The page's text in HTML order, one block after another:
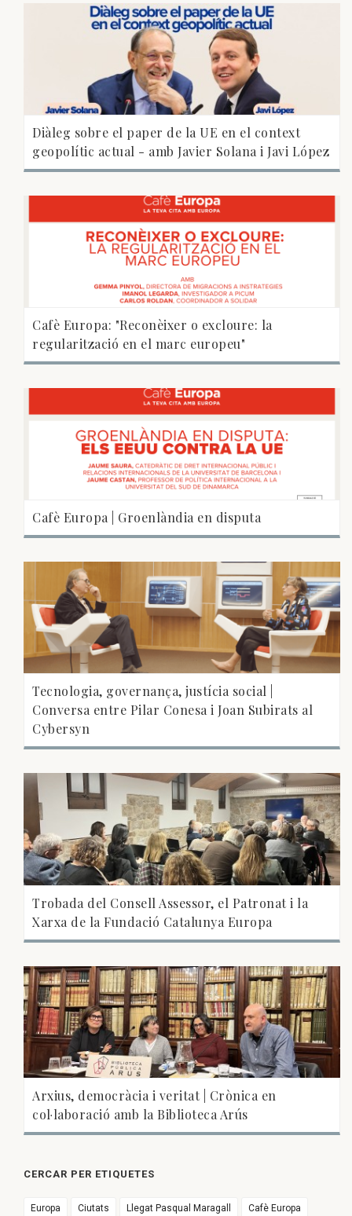
Diàleg sobre el paper de la UE en el context
geopolític actual - amb Javier Solana i Javi López
Cafè Europa: "Reconèixer o excloure: la
regularització en el marc europeu"
Cafè Europa | Groenlàndia en disputa
Tecnologia, governança, justícia social |
Conversa entre Pilar Conesa i Joan Subirats al
Cybersyn
Trobada del Consell Assessor, el Patronat i la
Xarxa de la Fundació Catalunya Europa
Arxius, democràcia i veritat | Crònica en
col·laboració amb la Biblioteca Arús
CERCAR PER ETIQUETES
Europa Ciutats Llegat Pasqual Maragall Cafè Europa